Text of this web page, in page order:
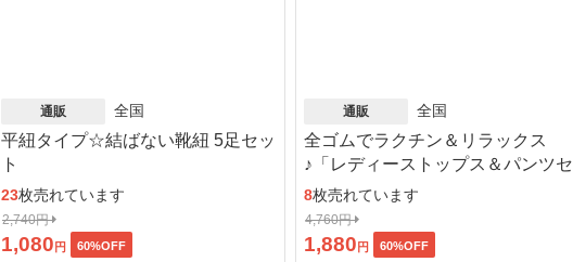
通販 全国
平紐タイプ☆結ばない靴紐 5足セッ
ト
23枚売れています
2,740円
1,080 円 60%OFF
通販 全国
全ゴムでラクチン＆リラックス
♪「レディーストップス＆パンツセ
ット」
8枚売れています
4,760円
1,880 円 60%OFF